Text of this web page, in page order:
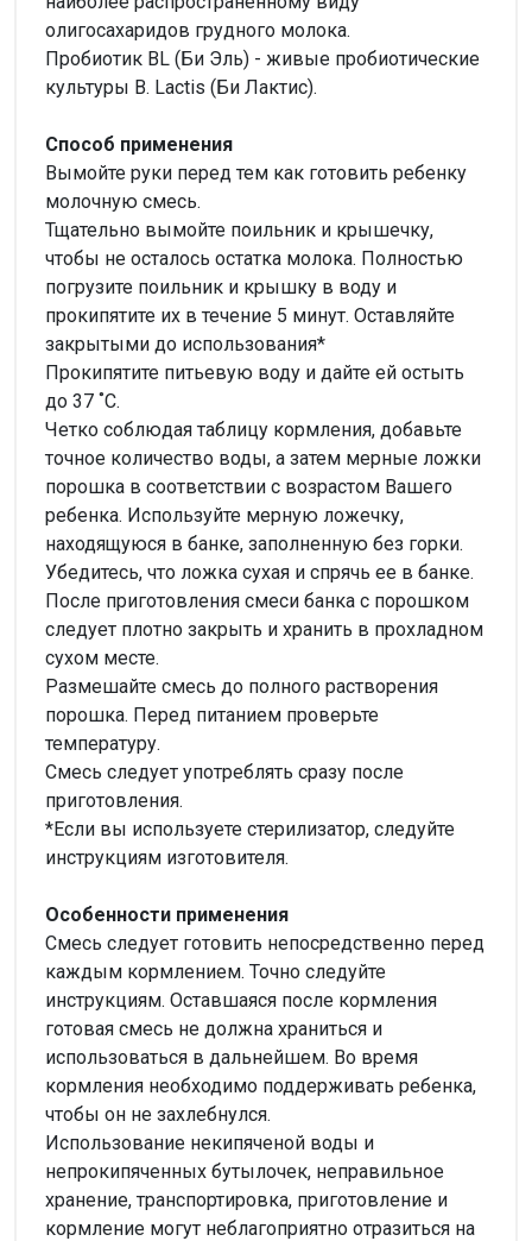
олигосахаридов грудного молока.
Пробиотик BL (Би Эль) - живые пробиотические
культуры B. Lactis (Би Лактис).
Способ применения
Вымойте руки перед тем как готовить ребенку
молочную смесь.
Тщательно вымойте поильник и крышечку,
чтобы не осталось остатка молока. Полностью
погрузите поильник и крышку в воду и
прокипятите их в течение 5 минут. Оставляйте
закрытыми до использования*
Прокипятите питьевую воду и дайте ей остыть
до 37 ˚С.
Четко соблюдая таблицу кормления, добавьте
точное количество воды, а затем мерные ложки
порошка в соответствии с возрастом Вашего
ребенка. Используйте мерную ложечку,
находящуюся в банке, заполненную без горки.
Убедитесь, что ложка сухая и спрячь ее в банке.
После приготовления смеси банка с порошком
следует плотно закрыть и хранить в прохладном
сухом месте.
Размешайте смесь до полного растворения
порошка. Перед питанием проверьте
температуру.
Смесь следует употреблять сразу после
приготовления.
*Если вы используете стерилизатор, следуйте
инструкциям изготовителя.
Особенности применения
Смесь следует готовить непосредственно перед
каждым кормлением. Точно следуйте
инструкциям. Оставшаяся после кормления
готовая смесь не должна храниться и
использоваться в дальнейшем. Во время
кормления необходимо поддерживать ребенка,
чтобы он не захлебнулся.
Использование некипяченой воды и
непрокипяченных бутылочек, неправильное
хранение, транспортировка, приготовление и
кормление могут неблагоприятно отразиться на